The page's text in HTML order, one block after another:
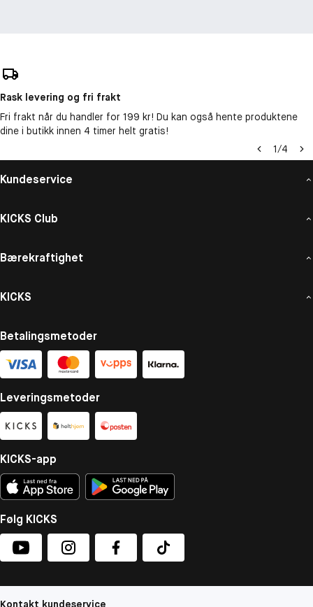
Rask levering og fri frakt
Fri frakt når du handler for 199 kr! Du kan også hente produktene
dine i butikk innen 4 timer helt gratis!
1/4
Kundeservice
KICKS Club
Bærekraftighet
KICKS
Betalingsmetoder
Leveringsmetoder
KICKS-app
Følg KICKS
Kontakt kundeservice